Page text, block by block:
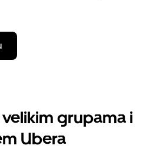
grupama i
Ubera